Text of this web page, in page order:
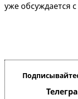
уже обсуждается